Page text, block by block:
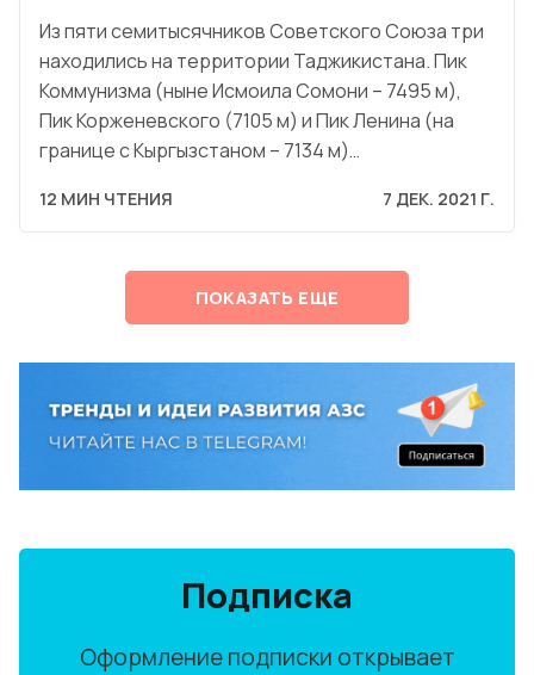
Из пяти семитысячников Советского Союза три
находились на территории Таджикистана. Пик
Коммунизма (ныне Исмоила Сомони – 7495 м),
Пик Корженевского (7105 м) и Пик Ленина (на
границе с Кыргызстаном – 7134 м)…
12 МИН ЧТЕНИЯ 7 ДЕК. 2021 Г.
ПОКАЗАТЬ ЕЩЕ
Подписка
Оформление подписки открывает